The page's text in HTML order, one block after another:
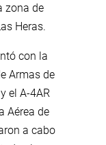
zona de
Heras.
con la
Armas de
el A-4AR
Aérea de
a cabo